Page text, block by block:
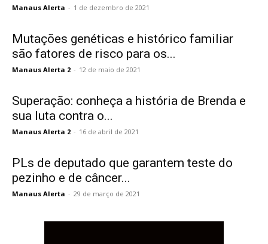
Manaus Alerta - 1 de dezembro de 2021
Mutações genéticas e histórico familiar
são fatores de risco para os...
Manaus Alerta 2 - 12 de maio de 2021
Superação: conheça a história de Brenda e
sua luta contra o...
Manaus Alerta 2 - 16 de abril de 2021
PLs de deputado que garantem teste do
pezinho e de câncer...
Manaus Alerta - 29 de março de 2021